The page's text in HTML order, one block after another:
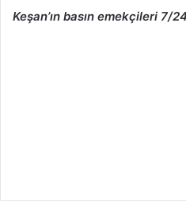
Keşan’ın basın emekçileri 7/